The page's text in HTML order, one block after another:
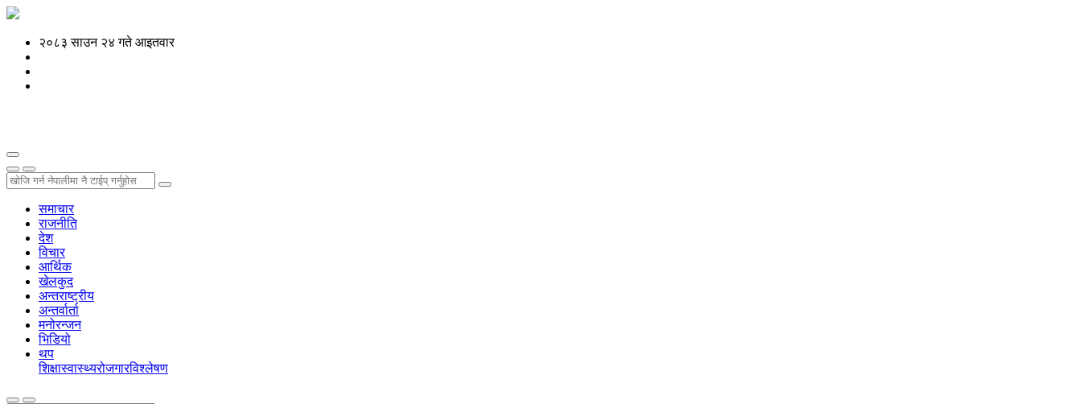
२०८३ साउन २४ गते आइतवार
समाचार
राजनीति
देश
विचार
आर्थिक
खेलकुद
अन्तराष्ट्रीय
अन्तर्वार्ता
मनोरन्जन
भिडियो
थप
शिक्षास्वास्थ्यरोजगारविश्लेषण